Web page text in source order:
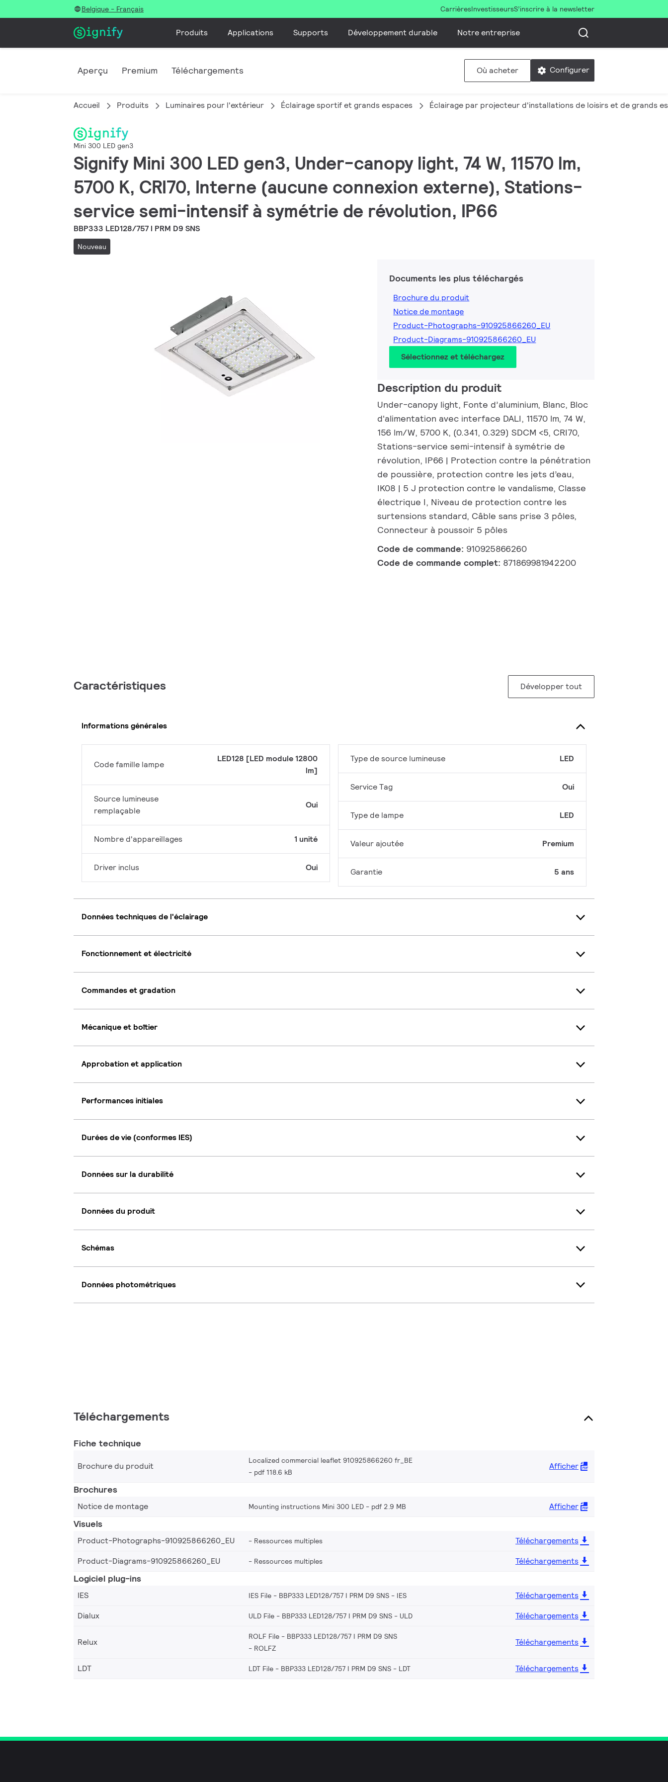
Belgique - Français CarrièresInvestisseursS’inscrire à la newsletter
Produits Applications Supports Développement durable Notre entreprise
Aperçu Premium Téléchargements Où acheter Configurer
Accueil Produits Luminaires pour l'extérieur Éclairage sportif et grands espaces Éclairage par projecteur d'installations de loisirs et de grands
Mini 300 LED gen3
Signify Mini 300 LED gen3, Under-canopy light, 74 W, 11570 lm,
5700 K, CRI70, Interne (aucune connexion externe), Stations-
service semi-intensif à symétrie de révolution, IP66
BBP333 LED128/757 I PRM D9 SNS
Nouveau
Documents les plus téléchargés
Brochure du produit
Notice de montage
Product-Photographs-910925866260_EU
Product-Diagrams-910925866260_EU
Sélectionnez et téléchargez
Description du produit
Under-canopy light, Fonte d’aluminium, Blanc, Bloc
d'alimentation avec interface DALI, 11570 lm, 74 W,
156 lm/W, 5700 K, (0.341, 0.329) SDCM <5, CRI70,
Stations-service semi-intensif à symétrie de
révolution, IP66 | Protection contre la pénétration
de poussière, protection contre les jets d’eau,
IK08 | 5 J protection contre le vandalisme, Classe
électrique I, Niveau de protection contre les
surtensions standard, Câble sans prise 3 pôles,
Connecteur à poussoir 5 pôles
Code de commande: 910925866260
Code de commande complet: 871869981942200
Caractéristiques Développer tout
Informations générales
Code famille lampe
LED128 [LED module 12800
lm]
Source lumineuse
remplaçable
Oui
Nombre d'appareillages 1 unité
Driver inclus Oui
Type de source lumineuse LED
Service Tag Oui
Type de lampe LED
Valeur ajoutée Premium
Garantie 5 ans
Données techniques de l'éclairage
Fonctionnement et électricité
Commandes et gradation
Mécanique et boîtier
Approbation et application
Performances initiales
Durées de vie (conformes IES)
Données sur la durabilité
Données du produit
Schémas
Données photométriques
Téléchargements
Fiche technique
Brochure du produit
Localized commercial leaflet 910925866260 fr_BE
pdf 118.6 kB
Afficher
Brochures
Notice de montage Mounting instructions Mini 300 LED pdf 2.9 MB Afficher
Visuels
Product-Photographs-910925866260_EU Ressources multiples
Téléchargements
Product-Diagrams-910925866260_EU
Ressources multiples Téléchargements
Logiciel plug-ins
IES IES File - BBP333 LED128/757 I PRM D9 SNS IES
Téléchargements
Dialux
ULD File - BBP333 LED128/757 I PRM D9 SNS ULD Téléchargements
Relux
ROLF File - BBP333 LED128/757 I PRM D9 SNS
ROLFZ
Téléchargements
LDT LDT File - BBP333 LED128/757 I PRM D9 SNS LDT Téléchargements